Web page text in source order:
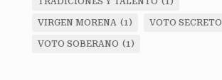
VIRGEN MORENA (1) VOTO SECRETO
VOTO SOBERANO (1)